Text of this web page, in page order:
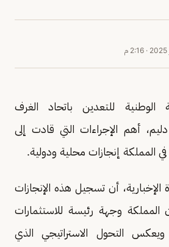
· 2:16 م
للتعدين باتحاد الغرف
أهم الإجراءات التي قادت إلى
المملكة إنجازات محلية ودولية.
الإخبارية، أن تسجيل هذه الإنجازات
المملكة وجهة رئيسة للاستثمارات
ويعكس التحول الاستراتيجي الذي